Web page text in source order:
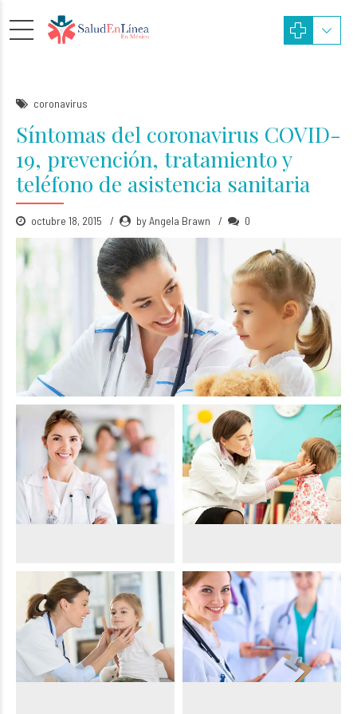
coronavirus
Síntomas del coronavirus COVID-
19, prevención, tratamiento y
teléfono de asistencia sanitaria
octubre 18, 2015 by Angela Brawn 0